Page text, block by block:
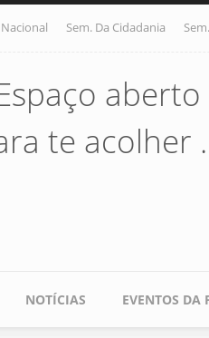
Sem. Da Cidadania
aberto
te acolher
NOTÍCIAS EVENTOS DA